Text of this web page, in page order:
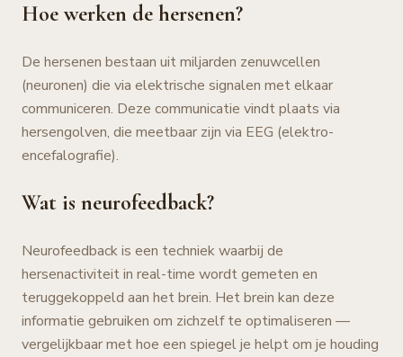
Hoe werken de hersenen?
De hersenen bestaan uit miljarden zenuwcellen
(neuronen) die via elektrische signalen met elkaar
communiceren. Deze communicatie vindt plaats via
hersengolven, die meetbaar zijn via EEG (elektro-
encefalografie).
Wat is neurofeedback?
Neurofeedback is een techniek waarbij de
hersenactiviteit in real-time wordt gemeten en
teruggekoppeld aan het brein. Het brein kan deze
informatie gebruiken om zichzelf te optimaliseren —
vergelijkbaar met hoe een spiegel je helpt om je houding